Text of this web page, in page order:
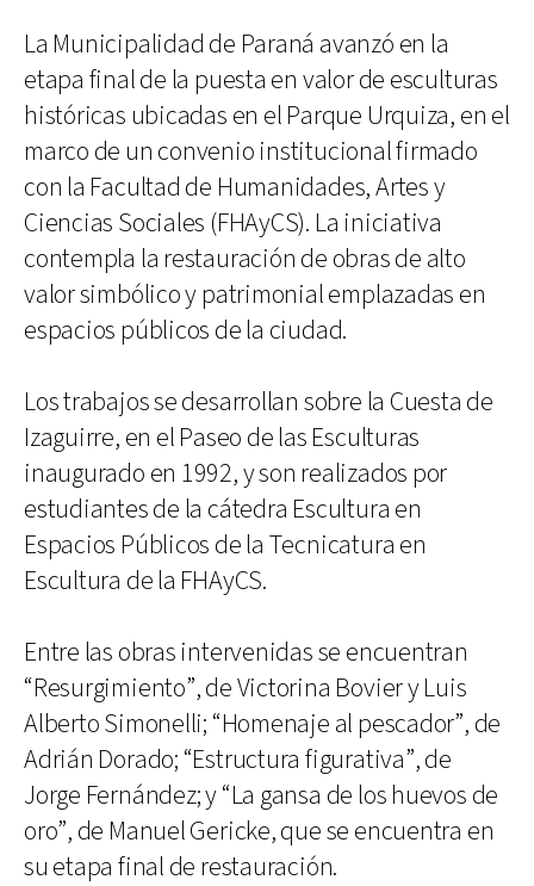
La Municipalidad de Paraná avanzó en la
etapa final de la puesta en valor de esculturas
históricas ubicadas en el Parque Urquiza, en el
marco de un convenio institucional firmado
con la Facultad de Humanidades, Artes y
Ciencias Sociales (FHAyCS). La iniciativa
contempla la restauración de obras de alto
valor simbólico y patrimonial emplazadas en
espacios públicos de la ciudad.
Los trabajos se desarrollan sobre la Cuesta de
Izaguirre, en el Paseo de las Esculturas
inaugurado en 1992, y son realizados por
estudiantes de la cátedra Escultura en
Espacios Públicos de la Tecnicatura en
Escultura de la FHAyCS.
Entre las obras intervenidas se encuentran
“Resurgimiento”, de Victorina Bovier y Luis
Alberto Simonelli; “Homenaje al pescador”, de
Adrián Dorado; “Estructura figurativa”, de
Jorge Fernández; y “La gansa de los huevos de
oro”, de Manuel Gericke, que se encuentra en
su etapa final de restauración.